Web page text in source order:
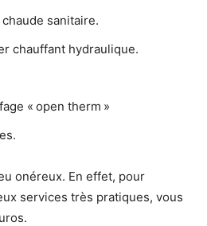
chaude sanitaire.
chauffant hydraulique.
« open therm »
onéreux. En effet, pour
services très pratiques, vous